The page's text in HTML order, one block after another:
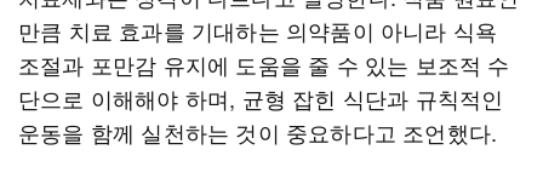
만큼 치료 효과를 기대하는 의약품이 아니라 식욕
조절과 포만감 유지에 도움을 줄 수 있는 보조적 수
단으로 이해해야 하며, 균형 잡힌 식단과 규칙적인
운동을 함께 실천하는 것이 중요하다고 조언했다.